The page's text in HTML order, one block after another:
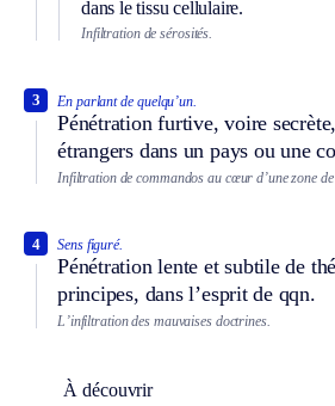
dans le tissu cellulaire.
Infiltration de sérosités.
En parlant de quelqu’un.
Pénétration furtive, voire
étrangers dans un pays ou une
3
Infiltration de commandos au cœur d’une zone de
Sens figuré.
Pénétration lente et subtile de
principes, dans l’esprit de qqn.
4
L’infiltration des mauvaises doctrines.
À découvrir